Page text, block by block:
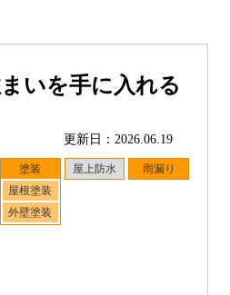
いを手に入れる
更新日：2026.06.19
塗装
屋根塗装
外壁塗装
屋上防水 雨漏り